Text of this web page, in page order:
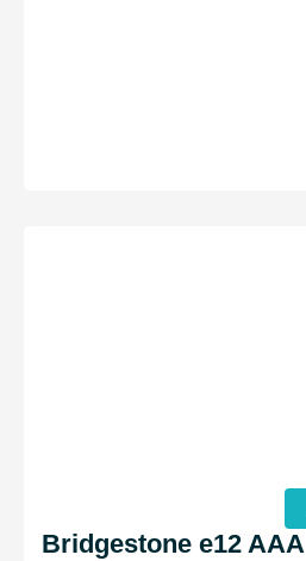
Bridgestone e12 AAA